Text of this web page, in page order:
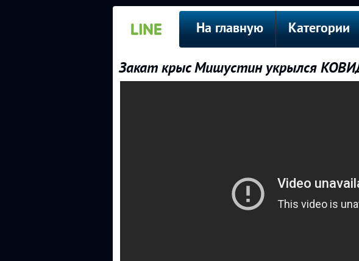
На главную Категории
Закат крыс Мишустин укрылся